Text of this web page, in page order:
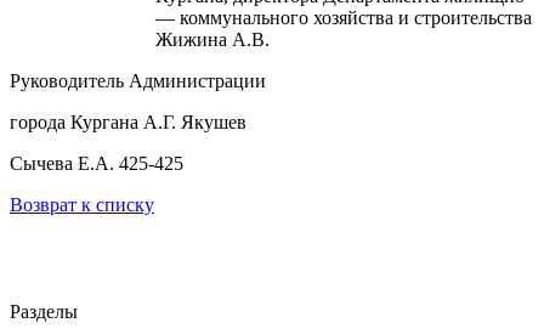
— коммунального хозяйства и строительства
Жижина А.В.
Руководитель Администрации
города Кургана А.Г. Якушев
Сычева Е.А. 425-425
Возврат к списку
Разделы